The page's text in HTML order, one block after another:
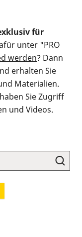
für
unter "PRO
werden? Dann
erhalten Sie
Materialien.
Sie Zugriff
und Videos.